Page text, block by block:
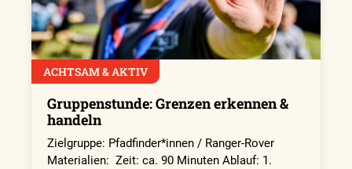
ACHTSAM & AKTIV
Gruppenstunde: Grenzen erkennen &
handeln
Zielgruppe: Pfadfinder*innen / Ranger-Rover
Materialien: Zeit: ca. 90 Minuten Ablauf: 1.